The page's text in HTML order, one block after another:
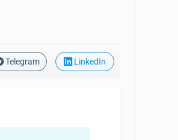
Telegram LinkedIn